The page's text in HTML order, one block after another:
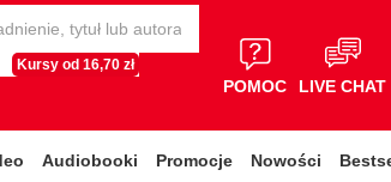
Kursy od 16,70 zł
POMOC LIVE CHAT
Audiobooki Promocje Nowości